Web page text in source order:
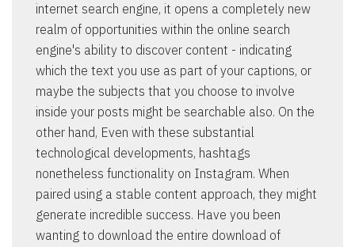
internet search engine, it opens a completely new
realm of opportunities within the online search
engine's ability to discover content - indicating
which the text you use as part of your captions, or
maybe the subjects that you choose to involve
inside your posts might be searchable also. On the
other hand, Even with these substantial
technological developments, hashtags
nonetheless functionality on Instagram. When
paired using a stable content approach, they might
generate incredible success. Have you been
wanting to download the entire download of